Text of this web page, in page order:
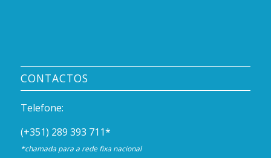
CONTACTOS
Telefone:
(+351) 289 393 711*
*chamada para a rede fixa nacional